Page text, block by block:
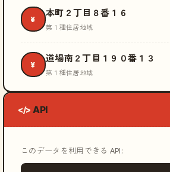
¥
本町２丁目８番１６
第１種住居地域
¥
道場南２丁目１９０番１３
第１種住居地域
</> API
このデータを利用できる API: